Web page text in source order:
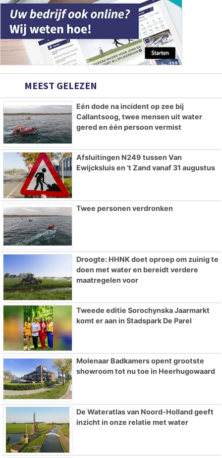
MEEST GELEZEN
Eén dode na incident op zee bij
Callantsoog, twee mensen uit water
gered en één persoon vermist
Afsluitingen N249 tussen Van
Ewijcksluis en ’t Zand vanaf 31 augustus
Twee personen verdronken
Droogte: HHNK doet oproep om zuinig te
doen met water en bereidt verdere
maatregelen voor
Tweede editie Sorochynska Jaarmarkt
komt er aan in Stadspark De Parel
Molenaar Badkamers opent grootste
showroom tot nu toe in Heerhugowaard
De Wateratlas van Noord-Holland geeft
inzicht in onze relatie met water